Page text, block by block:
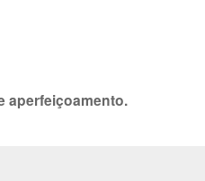
aperfeiçoamento.